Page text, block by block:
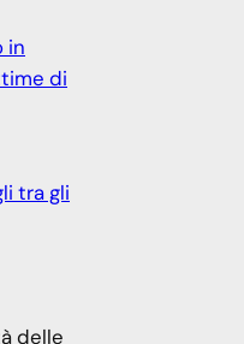
in
di
tra gli
delle